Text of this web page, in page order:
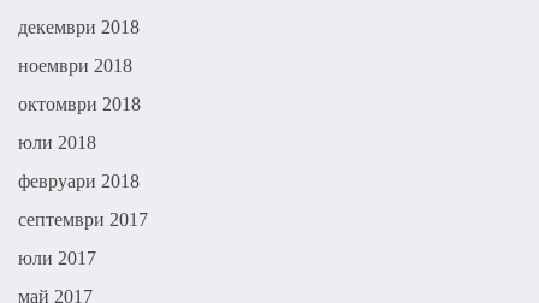
декември 2018
ноември 2018
октомври 2018
юли 2018
февруари 2018
септември 2017
юли 2017
май 2017